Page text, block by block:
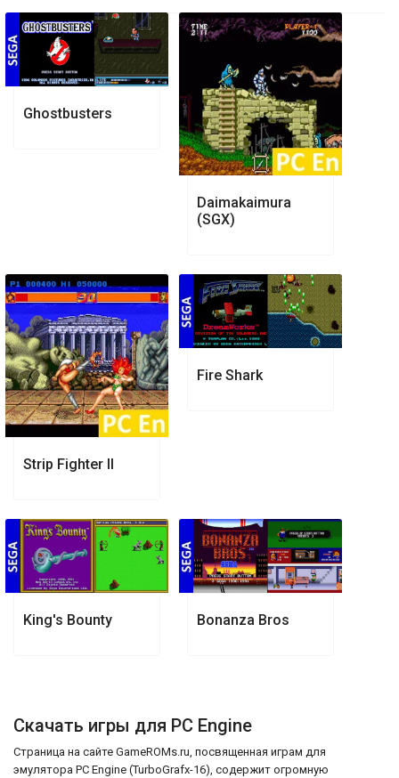
Ghostbusters
Daimakaimura
(SGX)
Strip Fighter II
Fire Shark
King's Bounty Bonanza Bros
Скачать игры для PC Engine
Страница на сайте GameROMs.ru, посвященная играм для
эмулятора PC Engine (TurboGrafx-16), содержит огромную